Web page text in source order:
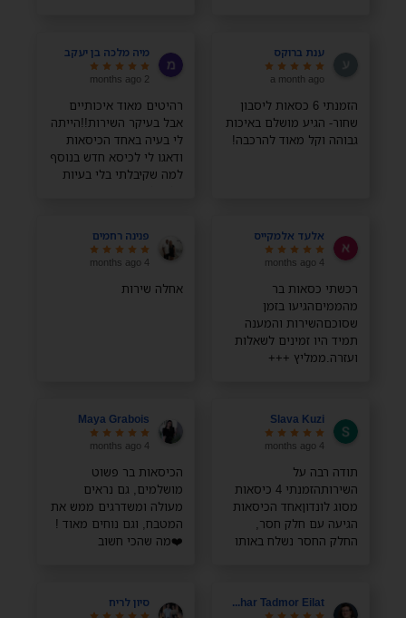
ענת ברוקס
a month ago
הזמנתי 6 כסאות ליסבון
שחור- הגיע מושלם באיכות
גבוהה וקל מאוד להרכבה!
מיה מלכה בן יעקב
2 months ago
רהיטים מאוד איכותיים
אבל בעיקר השירות!!הייתה
לי בעיה באחד הכיסאות
ודאגו לי לכיסא חדש בנוסף
למה שקיבלתי בלי בעיות
אלעד אלמקייס
4 months ago
רכשתי כסאות בר
מהממיםהגיעו בזמן
שסוכםהשירות והמענה
תמיד היו זמינים לשאלות
ועזרה.ממליץ +++
פנינה רחמים
4 months ago
אחלה שירות
Slava Kuzi
4 months ago
תודה רבה על
השירותהזמנתי 4 כיסאות
מסוג לונדוןאחד הכיסאות
הגיעה עם חלק חסר,
החלק החסר נשלח באותו
Maya Grabois
4 months ago
הכיסאות בר פשוט
מושלמים, גם נראים
מעולה ומשדרגים ממש את
המטבח, וגם נוחים מאוד !
❤️מה שהכי חשוב
בקלות
Zohar Tadmor Eilat סיון לריח